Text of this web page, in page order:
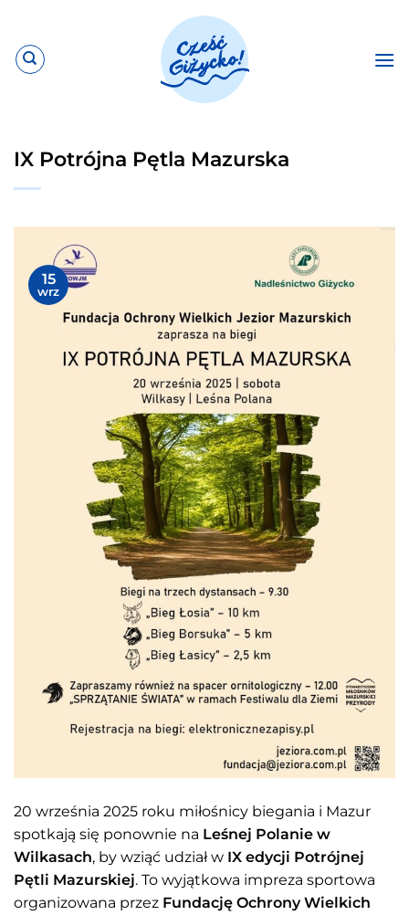
zawartości
IX Potrójna Pętla Mazurska
15
wrz
20 września 2025 roku miłośnicy biegania i Mazur
spotkają się ponownie na Leśnej Polanie w
Wilkasach, by wziąć udział w IX edycji Potrójnej
Pętli Mazurskiej. To wyjątkowa impreza sportowa
organizowana przez Fundację Ochrony Wielkich